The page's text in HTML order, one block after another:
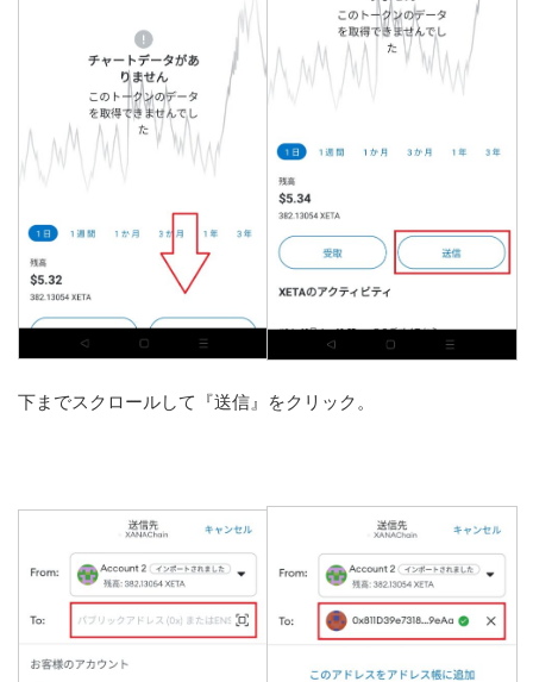
下までスクロールして『送信』をクリック。